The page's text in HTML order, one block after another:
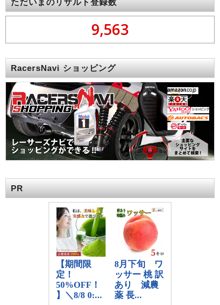
ただいまのリザルト登録数
9,563
RacersNavi ショッピング
PR